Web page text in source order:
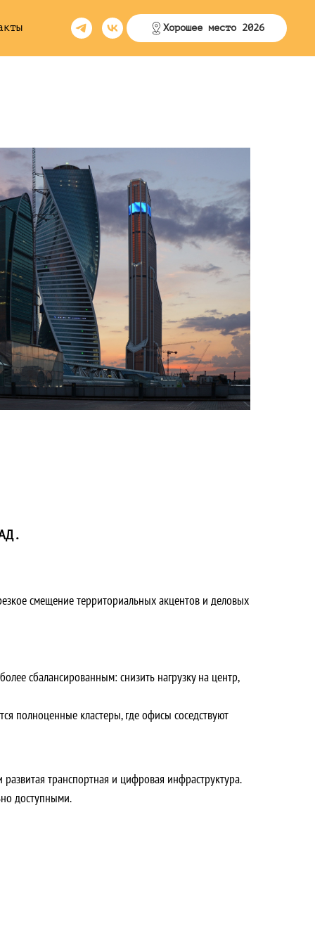
Хорошее место 2026
смещение территориальных акцентов и деловых
сбалансированным: снизить нагрузку на центр,
полноценные кластеры, где офисы соседствуют
транспортная и цифровая инфраструктура.
доступными.